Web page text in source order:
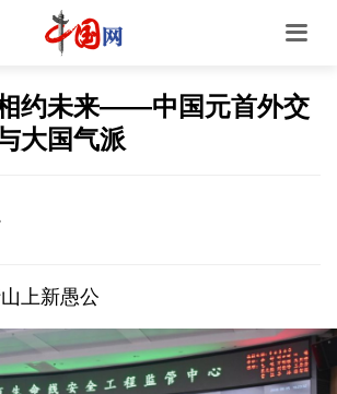
约未来——中国元首外交
大国气派
上新愚公